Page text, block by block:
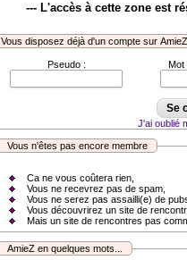
--- L'accès à cette zone est
Vous disposez déjà d'un compte sur AmieZ
Pseudo : Mot
J'ai oublié
Vous n'êtes pas encore membre
Ca ne vous coûtera rien,
Vous ne recevrez pas de spam,
Vous ne serez pas assailli(e) de
Vous découvrirez un site de
Mais un site de rencontres pas
AmieZ en quelques mots...